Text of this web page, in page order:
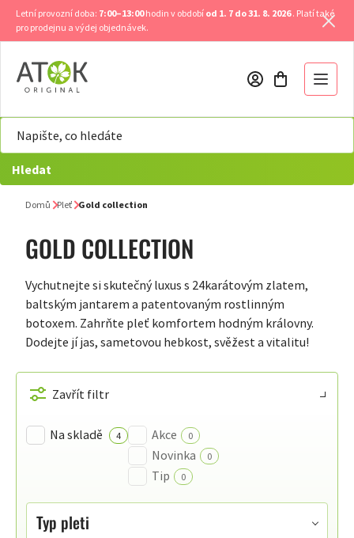
Přejít
obsah
Letní provozní doba: 7:00–13:00hodin v období od 1. 7 do 31. 8. 2026. Platí také
pro prodejnu a výdej objednávek.
Hledat
Domů Pleť Gold collection
GOLD COLLECTION
Vychutnejte si skutečný luxus s 24karátovým zlatem,
baltským jantarem a patentovaným rostlinným
botoxem. Zahrňte pleť komfortem hodným královny.
Dodejte jí jas, sametovou hebkost, svěžest a vitalitu!
Zavřít filtr
Na skladě 4 Akce 0
Novinka 0
Tip 0
Typ pleti
VÝPIS
PRODUKTŮ